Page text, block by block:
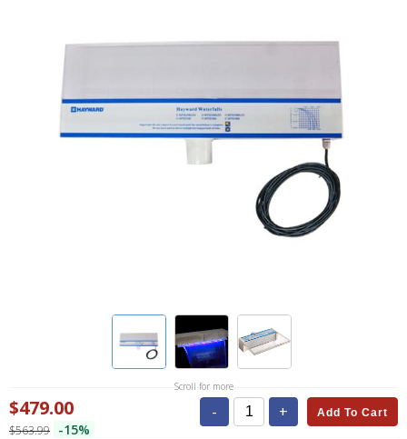
Scroll for more
$479.00
$563.99 -15%
- + Add To Cart